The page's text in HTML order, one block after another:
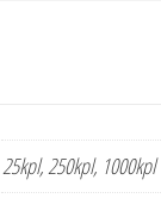
25kpl, 250kpl, 1000kpl